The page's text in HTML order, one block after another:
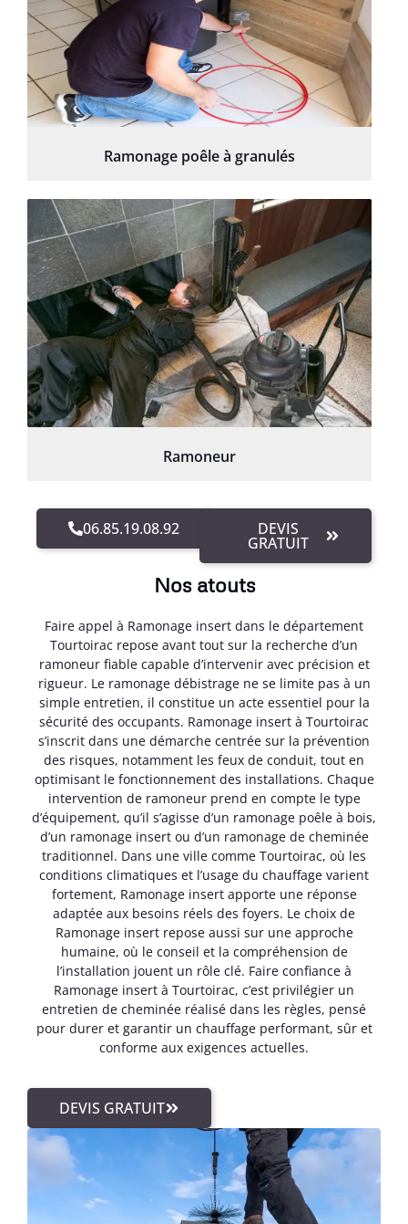
Ramonage poêle à granulés
Ramoneur
06.85.19.08.92 DEVIS
GRATUIT
Nos atouts
Faire appel à Ramonage insert dans le département
Tourtoirac repose avant tout sur la recherche d’un
ramoneur fiable capable d’intervenir avec précision et
rigueur. Le ramonage débistrage ne se limite pas à un
simple entretien, il constitue un acte essentiel pour la
sécurité des occupants. Ramonage insert à Tourtoirac
s’inscrit dans une démarche centrée sur la prévention
des risques, notamment les feux de conduit, tout en
optimisant le fonctionnement des installations. Chaque
intervention de ramoneur prend en compte le type
d’équipement, qu’il s’agisse d’un ramonage poêle à bois,
d’un ramonage insert ou d’un ramonage de cheminée
traditionnel. Dans une ville comme Tourtoirac, où les
conditions climatiques et l’usage du chauffage varient
fortement, Ramonage insert apporte une réponse
adaptée aux besoins réels des foyers. Le choix de
Ramonage insert repose aussi sur une approche
humaine, où le conseil et la compréhension de
l’installation jouent un rôle clé. Faire confiance à
Ramonage insert à Tourtoirac, c’est privilégier un
entretien de cheminée réalisé dans les règles, pensé
pour durer et garantir un chauffage performant, sûr et
conforme aux exigences actuelles.
DEVIS GRATUIT